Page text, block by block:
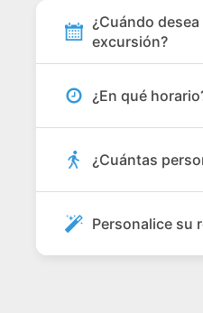
¿Cuándo
excursión?
¿En qué
¿Cuántas
Personalice su